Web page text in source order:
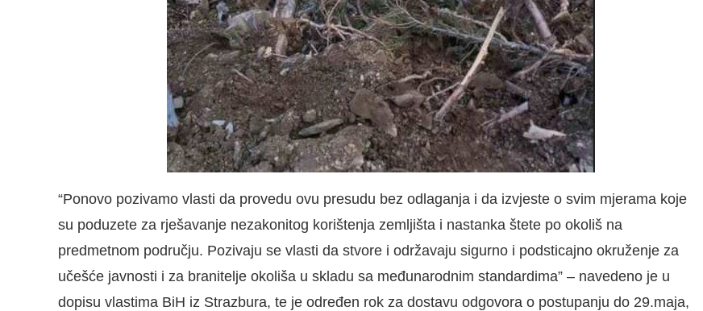
“Ponovo pozivamo vlasti da provedu ovu presudu bez odlaganja i da izvjeste o svim mjerama koje
su poduzete za rješavanje nezakonitog korištenja zemljišta i nastanka štete po okoliš na
predmetnom području. Pozivaju se vlasti da stvore i održavaju sigurno i podsticajno okruženje za
učešće javnosti i za branitelje okoliša u skladu sa međunarodnim standardima” – navedeno je u
dopisu vlastima BiH iz Strazbura, te je određen rok za dostavu odgovora o postupanju do 29.maja,